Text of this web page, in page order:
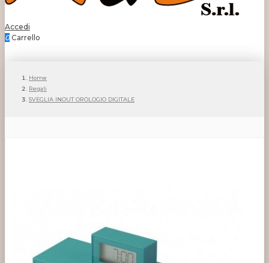
Accedi
0 Carrello
Home
Regali
SVEGLIA INOUT OROLOGIO DIGITALE